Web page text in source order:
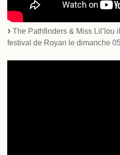
The Pathfinders & Miss Lil’lou
festival de Royan le dimanche